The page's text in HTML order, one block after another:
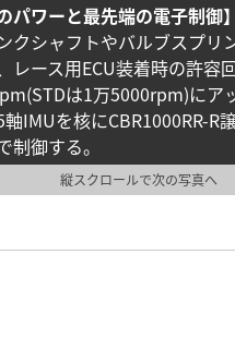
パワーと最先端の電子制御】
クシャフトやバルブスプリ
レース用ECU装着時の許容
は1万5000rpm)にア
IMUを核にCBR1000RR-R
制御する。
縦スクロールで次の写真へ